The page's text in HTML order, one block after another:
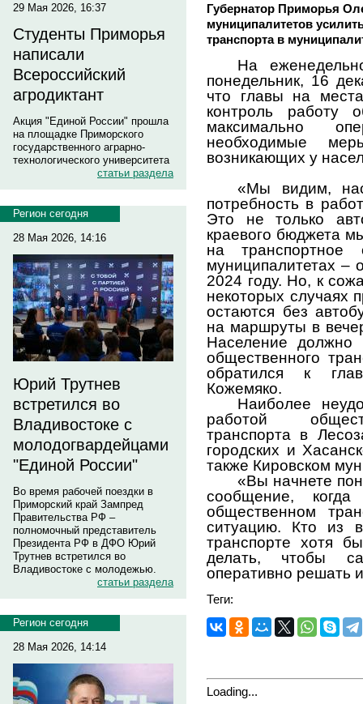
29 Мая 2026, 16:37
Студенты Приморья
написали
Всероссийский
агродиктант
Акция "Единой России" прошла
на площадке Приморского
государственного аграрно-
технологического университета
статьи раздела
Регион сегодня
28 Мая 2026, 14:16
Юрий Трутнев
встретился во
Владивостоке с
молодогвардейцами
"Единой России"
Во время рабочей поездки в
Приморский край Зампред
Правительства РФ –
полномочный представитель
Президента РФ в ДФО Юрий
Трутнев встретился во
Владивостоке с молодежью.
статьи раздела
Регион сегодня
28 Мая 2026, 14:14
Губернатор Приморья
муниципалитетов
транспорта в
На
понедельник, 16
что главы на
контроль работу
максимально
необходимые
возникающих у
«Мы видим,
потребность в
Это не только
краевого бюджета
на транспортное
муниципалитетах –
2024 году. Но, к
некоторых случаях
остаются без
на маршруты в
Население должно
общественного
обратился к
Кожемяко.
Наиболее
работой
транспорта в
городских и
также Кировском
«Вы начнете
сообщение,
общественном
ситуацию. Кто из
транспорте хотя
делать, чтобы
оперативно решать
Теги:
Loading...